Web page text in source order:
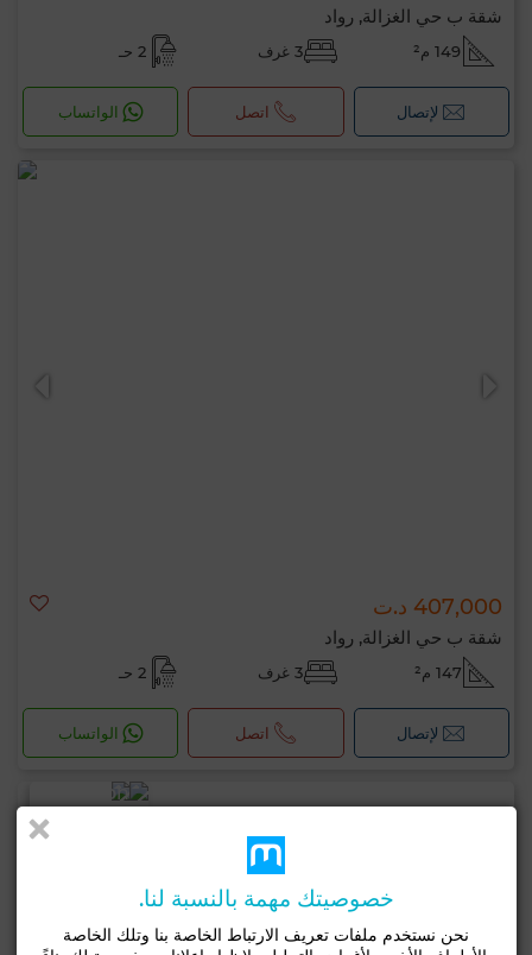
شقة ب حي الغزالة, رواد
149 م² 3 غرف 2 حـ
لإتصال اتصل الواتساب
407,000 د.ت
شقة ب حي الغزالة, رواد
147 م² 3 غرف 2 حـ
لإتصال اتصل الواتساب
خصوصيتك مهمة بالنسبة لنا.
نحن نستخدم ملفات تعريف الارتباط الخاصة بنا وتلك الخاصة